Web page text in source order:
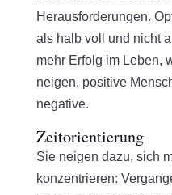
Herausforderungen.
als halb voll und nicht
mehr Erfolg im Leben,
neigen, positive
negative.
Zeitorientierung
Sie neigen dazu, sich
konzentrieren: